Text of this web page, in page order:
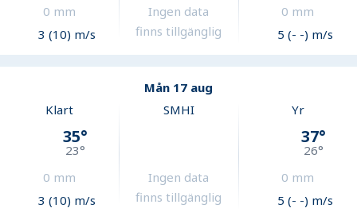
0 mm
3 (10) m/s
Ingen data
finns tillgänglig
0 mm
5 (- -) m/s
Mån 17 aug
Klart
35°
23°
0 mm
3 (10) m/s
SMHI
Ingen data
finns tillgänglig
Yr
37°
26°
0 mm
5 (- -) m/s